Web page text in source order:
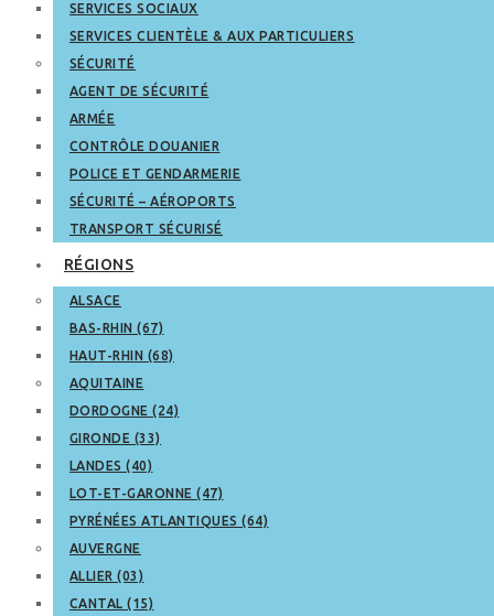
SERVICES SOCIAUX
SERVICES CLIENTÈLE & AUX PARTICULIERS
SÉCURITÉ
AGENT DE SÉCURITÉ
ARMÉE
CONTRÔLE DOUANIER
POLICE ET GENDARMERIE
SÉCURITÉ – AÉROPORTS
TRANSPORT SÉCURISÉ
RÉGIONS
ALSACE
BAS-RHIN (67)
HAUT-RHIN (68)
AQUITAINE
DORDOGNE (24)
GIRONDE (33)
LANDES (40)
LOT-ET-GARONNE (47)
PYRÉNÉES ATLANTIQUES (64)
AUVERGNE
ALLIER (03)
CANTAL (15)